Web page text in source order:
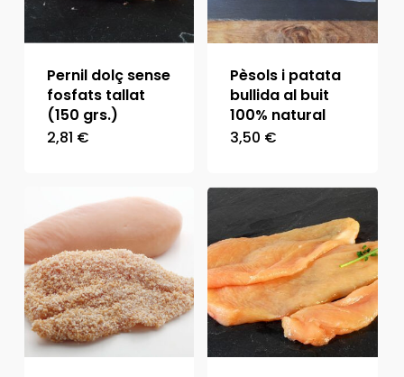
Pernil dolç sense
fosfats tallat
(150 grs.)
2,81 €
Pèsols i patata
bullida al buit
100% natural
3,50 €